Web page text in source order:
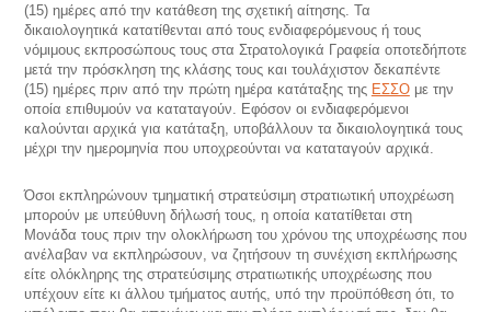
(15) ημέρες από την κατάθεση της σχετική αίτησης. Τα
δικαιολογητικά κατατίθενται από τους ενδιαφερόμενους ή τους
νόμιμους εκπροσώπους τους στα Στρατολογικά Γραφεία οποτεδήποτε
μετά την πρόσκληση της κλάσης τους και τουλάχιστον δεκαπέντε
(15) ημέρες πριν από την πρώτη ημέρα κατάταξης της ΕΣΣΟμε την
οποία επιθυμούν να καταταγούν. Εφόσον οι ενδιαφερόμενοι
καλούνται αρχικά για κατάταξη, υποβάλλουν τα δικαιολογητικά τους
μέχρι την ημερομηνία που υποχρεούνται να καταταγούν αρχικά.
Όσοι εκπληρώνουν τμηματική στρατεύσιμη στρατιωτική υποχρέωση
μπορούν με υπεύθυνη δήλωσή τους, η οποία κατατίθεται στη
Μονάδα τους πριν την ολοκλήρωση του χρόνου της υποχρέωσης που
ανέλαβαν να εκπληρώσουν, να ζητήσουν τη συνέχιση εκπλήρωσης
είτε ολόκληρης της στρατεύσιμης στρατιωτικής υποχρέωσης που
υπέχουν είτε κι άλλου τμήματος αυτής, υπό την προϋπόθεση ότι, το